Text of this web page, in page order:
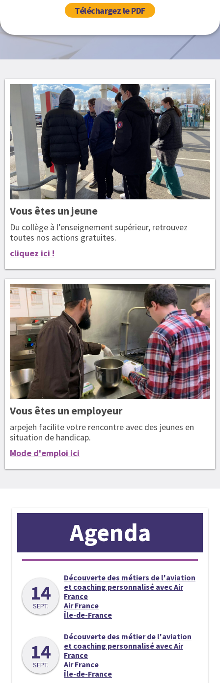
Téléchargez le PDF
Vous êtesun jeune
Du collège à l’enseignement supérieur, retrouvez
toutes nos actions gratuites.
cliquez ici !
Vous êtesun employeur
arpejeh facilite votre rencontre avec des jeunes en
situation de handicap.
Mode d'emploi ici
Agenda
14
SEPT.
Découverte des métiers de l'aviation
et coaching personnalisé avec Air
France
Air France
Île-de-France
14
SEPT.
Découverte des métier de l'aviation
et coaching personnalisé avec Air
France
Air France
Île-de-France